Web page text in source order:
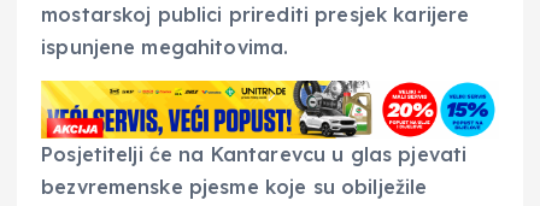
mostarskoj publici prirediti presjek karijere
ispunjene megahitovima.
Posjetitelji će na Kantarevcu u glas pjevati
bezvremenske pjesme koje su obilježile